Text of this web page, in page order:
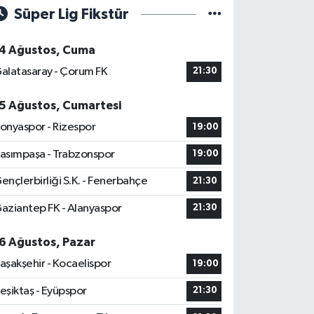
Süper Lig Fikstür
Ağustos, Cuma
- Çorum FK
21:30
Ağustos, Cumartesi
- Rizespor
19:00
- Trabzonspor 19:00
S.K. - Fenerbahçe 21:30
FK - Alanyaspor 21:30
Ağustos, Pazar
- Kocaelispor
19:00
- Eyüpspor 21:30